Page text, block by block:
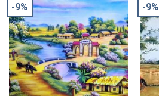
-9% -9%